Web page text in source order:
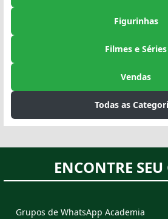
Figurinhas
Filmes e Séries
Vendas
Todas as
ENCONTRE
Grupos de WhatsApp Academia